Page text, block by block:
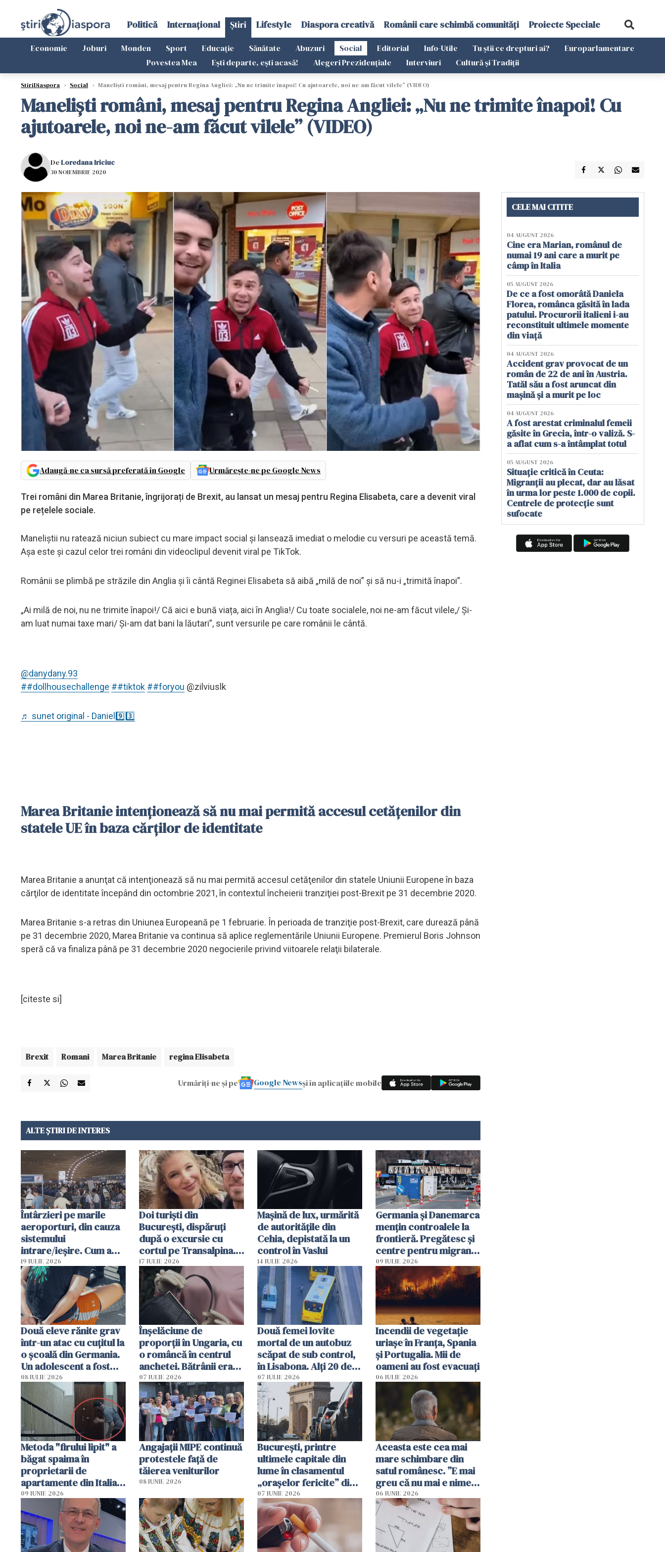
Politică Internațional Știri Lifestyle Diaspora creativă Românii care schimbă comunități Proiecte Speciale
Economie Joburi Monden Sport Educație Sănătate Abuzuri Social Editorial Info-Utile Tu știi ce drepturi ai?
Europarlamentare
Povestea Mea
Ești departe, ești acasă! Alegeri Prezidențiale Interviuri Cultură și Tradiții
StiriDiaspora › Social › Maneliști români, mesaj pentru Regina Angliei: „Nu ne trimite înapoi! Cu ajutoarele, noi ne-am făcut vilele” (VIDEO)
Maneliști români, mesaj pentru Regina Angliei: „Nu ne trimite înapoi! Cu
ajutoarele, noi ne-am făcut vilele” (VIDEO)
DeLoredana Iriciuc
30 NOIEMBRIE 2020
Adaugă-ne ca sursă preferată în Google Urmărește-ne pe Google News
Trei români din Marea Britanie, îngrijorați de Brexit, au lansat un mesaj pentru Regina Elisabeta, care a devenit viral
pe rețelele sociale.
Maneliștii nu ratează niciun subiect cu mare impact social și lansează imediat o melodie cu versuri pe această temă.
Așa este și cazul celor trei români din videoclipul devenit viral pe TikTok.
Românii se plimbă pe străzile din Anglia și îi cântă Reginei Elisabeta să aibă „milă de noi” și să nu-i „trimită înapoi”.
„Ai milă de noi, nu ne trimite înapoi!/ Că aici e bună viața, aici în Anglia!/ Cu toate socialele, noi ne-am făcut vilele,/ Și-
am luat numai taxe mari/ Și-am dat bani la lăutari”, sunt versurile pe care românii le cântă.
@danydany.93
##dollhousechallenge ##tiktok ##foryou @zilviuslk
♬ sunet original - Daniel9️⃣3️⃣
Marea Britanie intenţionează să nu mai permită accesul cetăţenilor din
statele UE în baza cărţilor de identitate
Marea Britanie a anunţat că intenţionează să nu mai permită accesul cetăţenilor din statele Uniunii Europene în baza
cărţilor de identitate începând din octombrie 2021, în contextul încheierii tranziţiei post-Brexit pe 31 decembrie 2020.
Marea Britanie s-a retras din Uniunea Europeană pe 1 februarie. În perioada de tranziţie post-Brexit, care durează până
pe 31 decembrie 2020, Marea Britanie va continua să aplice reglementările Uniunii Europene. Premierul Boris Johnson
speră că va finaliza până pe 31 decembrie 2020 negocierile privind viitoarele relaţii bilaterale.
[citeste si]
Brexit Romani Marea Britanie regina Elisabeta
Urmăriți-ne și pe Google Newsși în aplicațiile mobile
ALTE ȘTIRI DE INTERES
Întârzieri pe marile
aeroporturi, din cauza
sistemului
intrare/ieșire. Cum a
ajuns o femeie să fie
arestată în Cluj-Napoca
19 IULIE 2026
Doi turiști din
București, dispăruți
după o excursie cu
cortul pe Transalpina.
Poliția și familia îi caută
17 IULIE 2026
Mașină de lux, urmărită
de autoritățile din
Cehia, depistată la un
control în Vaslui
14 IULIE 2026
Germania și Danemarca
mențin controalele la
frontieră. Pregătesc și
centre pentru migranții
respinși din UE
09 IULIE 2026
Două eleve rănite grav
într-un atac cu cuțitul la
o școală din Germania.
Un adolescent a fost
arestat
08 IULIE 2026
Înșelăciune de
proporții în Ungaria, cu
o româncă în centrul
anchetei. Bătrânii erau
puși să lase la poartă
genți cu aur și bani
07 IULIE 2026
Două femei lovite
mortal de un autobuz
scăpat de sub control,
în Lisabona. Alți 20 de
oameni sunt răniți
07 IULIE 2026
Incendii de vegetație
uriașe în Franța, Spania
și Portugalia. Mii de
oameni au fost evacuați
06 IULIE 2026
Metoda "firului lipit" a
băgat spaima în
proprietarii de
apartamente din Italia.
Poliția, sesizată
09 IUNIE 2026
Angajaţii MIPE continuă
protestele faţă de
tăierea veniturilor
08 IUNIE 2026
București, printre
ultimele capitale din
lume în clasamentul
„orașelor fericite” din
2026
07 IUNIE 2026
Aceasta este cea mai
mare schimbare din
satul românesc. ”E mai
greu că nu mai e nimeni
pe-aici, prin jur”
06 IUNIE 2026
CELE MAI CITITE
04 AUGUST 2026
Cine era Marian, românul de
numai 19 ani care a murit pe
câmp în Italia
05 AUGUST 2026
De ce a fost omorâtă Daniela
Florea, românca găsită în lada
patului. Procurorii italieni i-au
reconstituit ultimele momente
din viață
04 AUGUST 2026
Accident grav provocat de un
român de 22 de ani în Austria.
Tatăl său a fost aruncat din
mașină și a murit pe loc
04 AUGUST 2026
A fost arestat criminalul femeii
găsite în Grecia, într-o valiză. S-
a aflat cum s-a întâmplat totul
05 AUGUST 2026
Situație critică în Ceuta:
Migranții au plecat, dar au lăsat
în urma lor peste 1.000 de copii.
Centrele de protecție sunt
sufocate